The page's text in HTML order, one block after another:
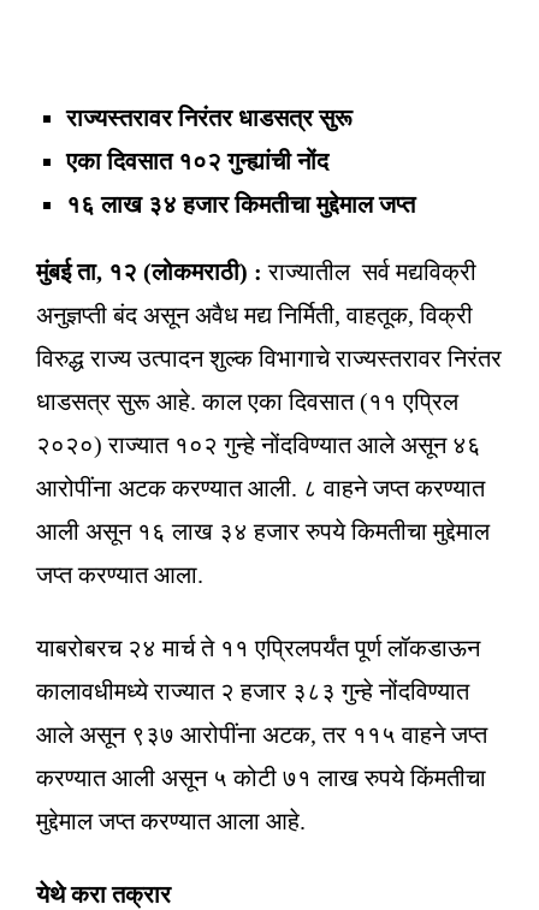
राज्यस्तरावर निरंतर धाडसत्र सुरू
एका दिवसात १०२ गुन्ह्यांची नोंद
१६ लाख ३४ हजार किमतीचा मुद्देमाल जप्त
मुंबई ता, १२ (लोकमराठी) : राज्यातील ‌ सर्व मद्यविक्री
अनुज्ञप्ती बंद असून अवैध मद्य निर्मिती, वाहतूक, विक्री
विरुद्ध राज्य उत्पादन शुल्क विभागाचे राज्यस्तरावर निरंतर
धाडसत्र सुरू आहे. काल एका दिवसात (११ एप्रिल
२०२०) राज्यात १०२ गुन्हे नोंदविण्यात आले असून ४६
आरोपींना अटक करण्यात आली. ८ वाहने जप्त करण्यात
आली असून १६ लाख ३४ हजार रुपये किमतीचा मुद्देमाल
जप्त करण्यात आला.
याबरोबरच २४ मार्च ते ११ एप्रिलपर्यंत पूर्ण लॉकडाऊन
कालावधीमध्ये राज्यात २ हजार ३८३ गुन्हे नोंदविण्यात
आले असून ९३७ आरोपींना अटक, तर ११५ वाहने जप्त
करण्यात आली असून ५ कोटी ७१ लाख रुपये किंमतीचा
मुद्देमाल जप्त करण्यात आला आहे.
येथे करा तक्रार